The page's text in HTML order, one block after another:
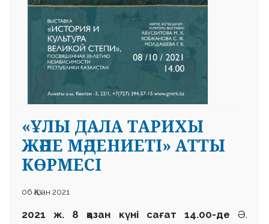
«ҰЛЫ ДАЛА ТАРИХЫ
ЖӘНЕ МӘДЕНИЕТІ» АТТЫ
КӨРМЕСІ
06 Қазан 2021
2021 ж. 8 қазан күні сағат 14.00-де Ә.